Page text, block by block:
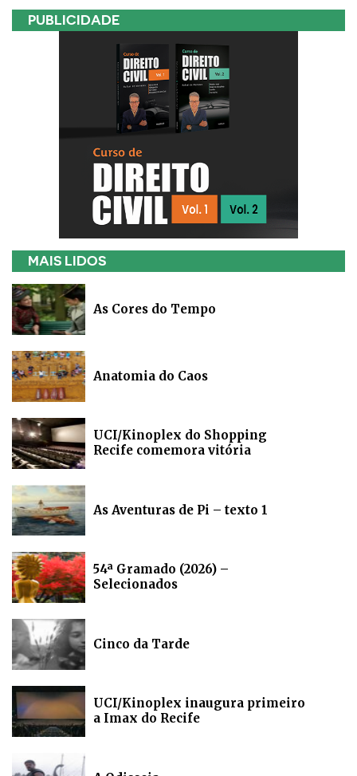
PUBLICIDADE
MAIS LIDOS
As Cores do Tempo
Anatomia do Caos
UCI/Kinoplex do Shopping
Recife comemora vitória
As Aventuras de Pi – texto 1
54ª Gramado (2026) –
Selecionados
Cinco da Tarde
UCI/Kinoplex inaugura primeiro
a Imax do Recife